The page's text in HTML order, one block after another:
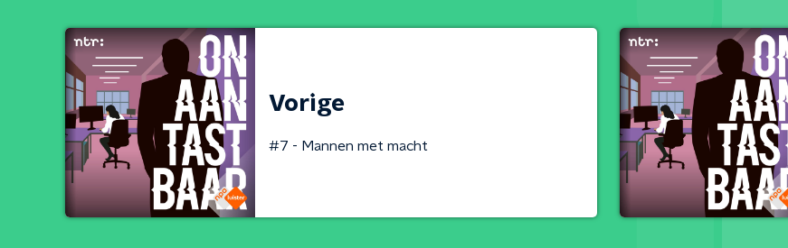
Vorige
#7 - Mannen met macht